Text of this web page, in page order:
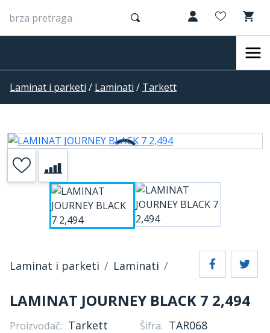
Laminat i parketi / Laminati / Tarkett
Laminat i parketi Laminati
LAMINAT JOURNEY BLACK 7 2,494
Proizvođač: Tarkett Šifra: TAR068